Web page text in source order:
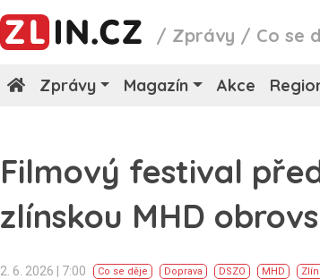
/ Zprávy / Co se
Zprávy Magazín Akce
Filmový festival
zlínskou MHD
2. 6. 2026 | 7:00 Co se děje Doprava DSZO MHD Zlín